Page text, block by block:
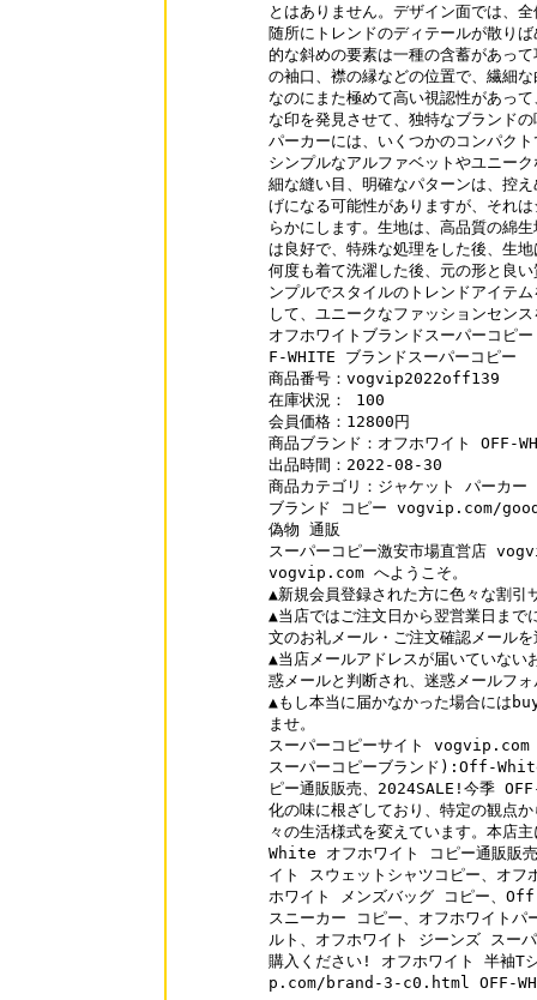
とはありません。デザイン面では、
随所にトレンドのディテールが散り
的な斜めの要素は一種の含蓄があっ
の袖口、襟の縁などの位置で、繊細
なのにまた極めて高い視認性があっ
な印を発見させて、独特なブランド
パーカーには、いくつかのコンパク
シンプルなアルファベットやユニー
細な縫い目、明確なパターンは、控
げになる可能性がありますが、それ
らかにします。生地は、高品質の綿
は良好で、特殊な処理をした後、生
何度も着て洗濯した後、元の形と良
ンプルでスタイルのトレンドアイテ
して、ユニークなファッションセン
オフホワイトブランドスーパー
F-WHITE ブランドスーパーコピー
商品番号：vogvip2022off139
在庫状況： 100
会員価格：12800円
商品ブランド：オフホワイト OFF-
出品時間：2022-08-30
商品カテゴリ：ジャケット パーカ
ブランド コピー vogvip.com/
偽物 通販
スーパーコピー激安市場直営店
vogvip.com へようこそ。
▲新規会員登録された方に色々な割引
▲当店ではご注文日から翌営業日まで
文のお礼メール・ご注文確認メール
▲当店メールアドレスが届いていない
惑メールと判断され、迷惑メールフ
▲もし本当に届かなかった場合には
ませ。
スーパーコピーサイト vogvip.com
スーパーコピーブランド):Off-
ピー通販販売、2024SALE!今季
化の味に根ざしており、特定の観点
々の生活様式を変えています。本
White オフホワイト コピー通販販
イト スウェットシャツコピー、オ
ホワイト メンズバッグ コピー、
スニーカー コピー、オフホワイト
ルト、オフホワイト ジーンズ スー
購入ください! オフホワイト 半袖